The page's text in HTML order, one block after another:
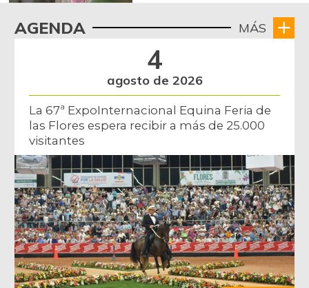
AGENDA MÁS
4
agosto de 2026
La 67ª ExpoInternacional Equina Feria de
las Flores espera recibir a más de 25.000
visitantes